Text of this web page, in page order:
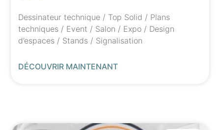
Dessinateur technique / Top Solid / Plans
techniques / Event / Salon / Expo / Design
d’espaces / Stands / Signalisation
DÉCOUVRIR MAINTENANT